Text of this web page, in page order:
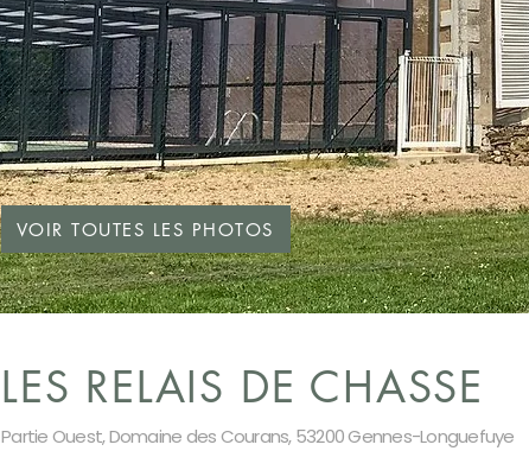
VOIR TOUTES LES PHOTOS
LES RELAIS DE CHASSE
Partie Ouest, Domaine des Courans, 53200 Gennes-Longuefuye